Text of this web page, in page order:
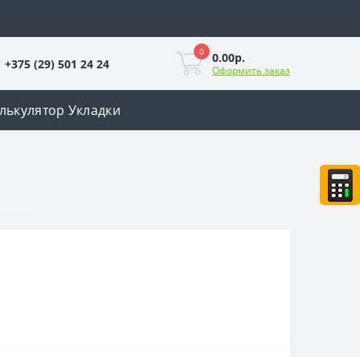
+375 (29) 501 24 24
0 0.00р.
Оформить заказ
Укладки